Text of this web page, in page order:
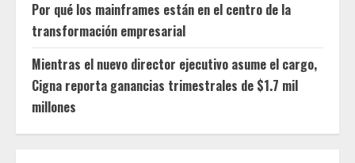
Por qué los mainframes están en el centro de la
transformación empresarial
Mientras el nuevo director ejecutivo asume el cargo,
Cigna reporta ganancias trimestrales de $1.7 mil
millones